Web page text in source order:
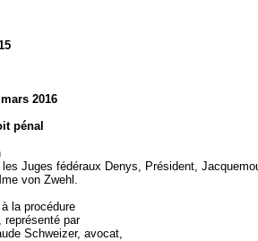
2016
pénal
Juges fédéraux Denys, Président,
von Zwehl.
la procédure
représenté par
Schweizer, avocat,